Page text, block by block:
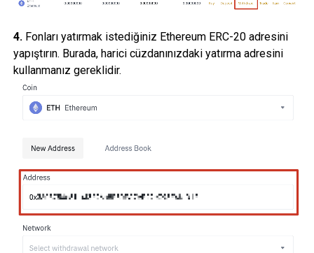
4.Fonları yatırmak istediğiniz Ethereum ERC-20 adresini
yapıştırın. Burada, harici cüzdanınızdaki yatırma adresini
kullanmanız gereklidir.